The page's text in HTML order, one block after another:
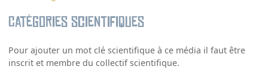
Catégories scientifiques
Pour ajouter un mot clé scientifique à ce média il faut être
inscrit et membre du collectif scientifique.